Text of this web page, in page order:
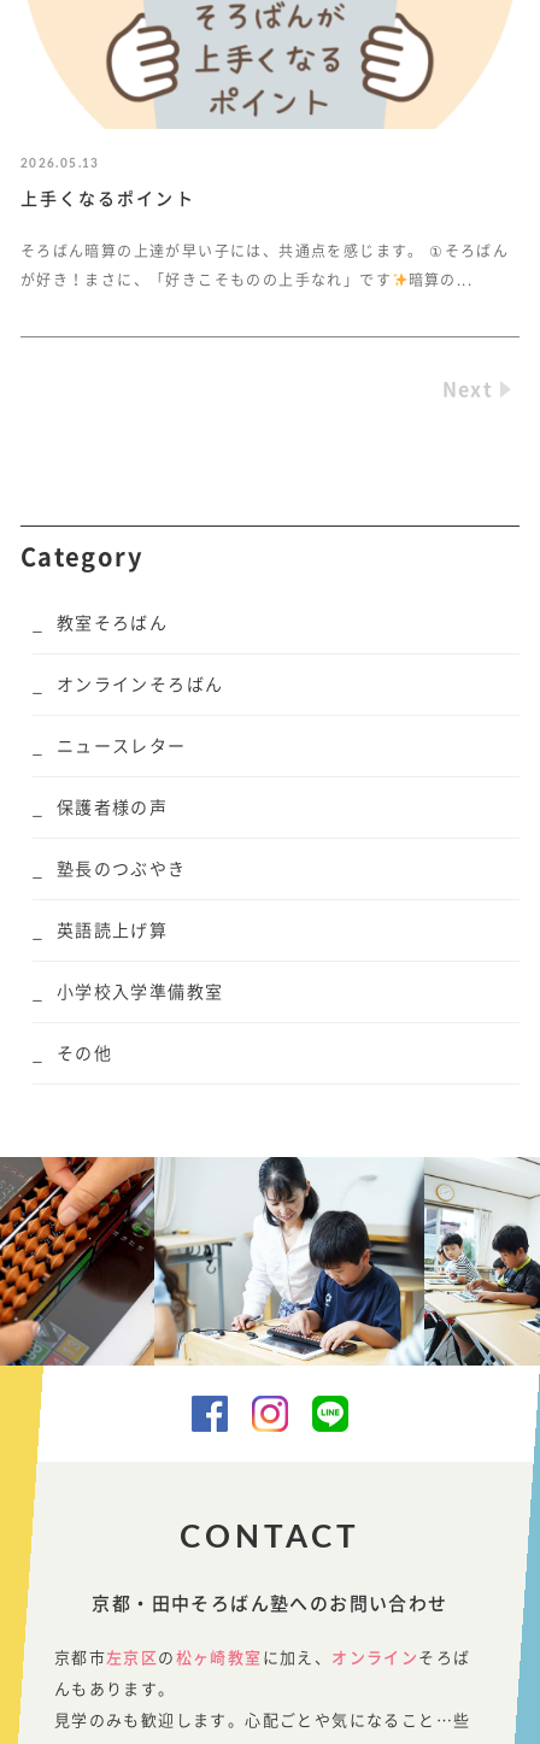
2026.05.13
上手くなるポイント
そろばん暗算の上達が早い子には、共通点を感じます。 ①そろばん
が好き！まさに、「好きこそものの上手なれ」です
暗算の...
Next
Category
教室そろばん
オンラインそろばん
ニュースレター
保護者様の声
塾長のつぶやき
英語読上げ算
小学校入学準備教室
その他
CONTACT
京都・田中そろばん塾へのお問い合わせ
京都市左京区 の 松ヶ崎教室 に加え、 オンライン そろば
んもあります。
見学のみも歓迎します。心配ごとや気になること…些